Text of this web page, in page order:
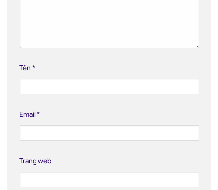
Tên *
Email *
Trang web